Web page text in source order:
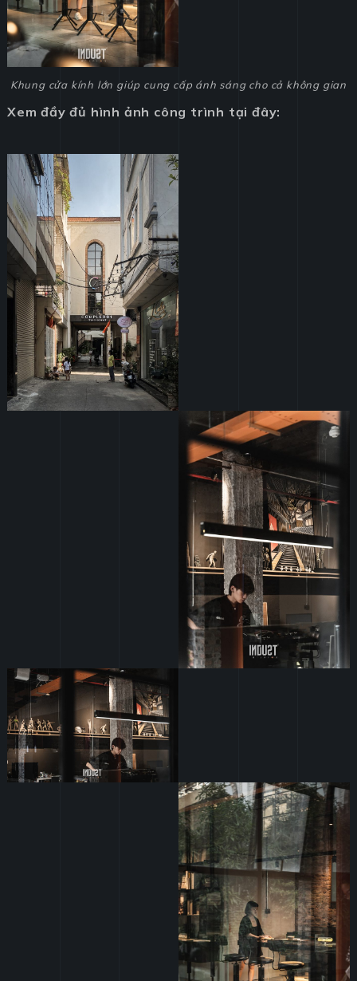
Khung cửa kính lớn giúp cung cấp ánh sáng cho cả không gian
Xem đầy đủ hình ảnh công trình tại đây: